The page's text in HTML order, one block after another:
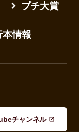
プチ大賞
本情報
チャンネル